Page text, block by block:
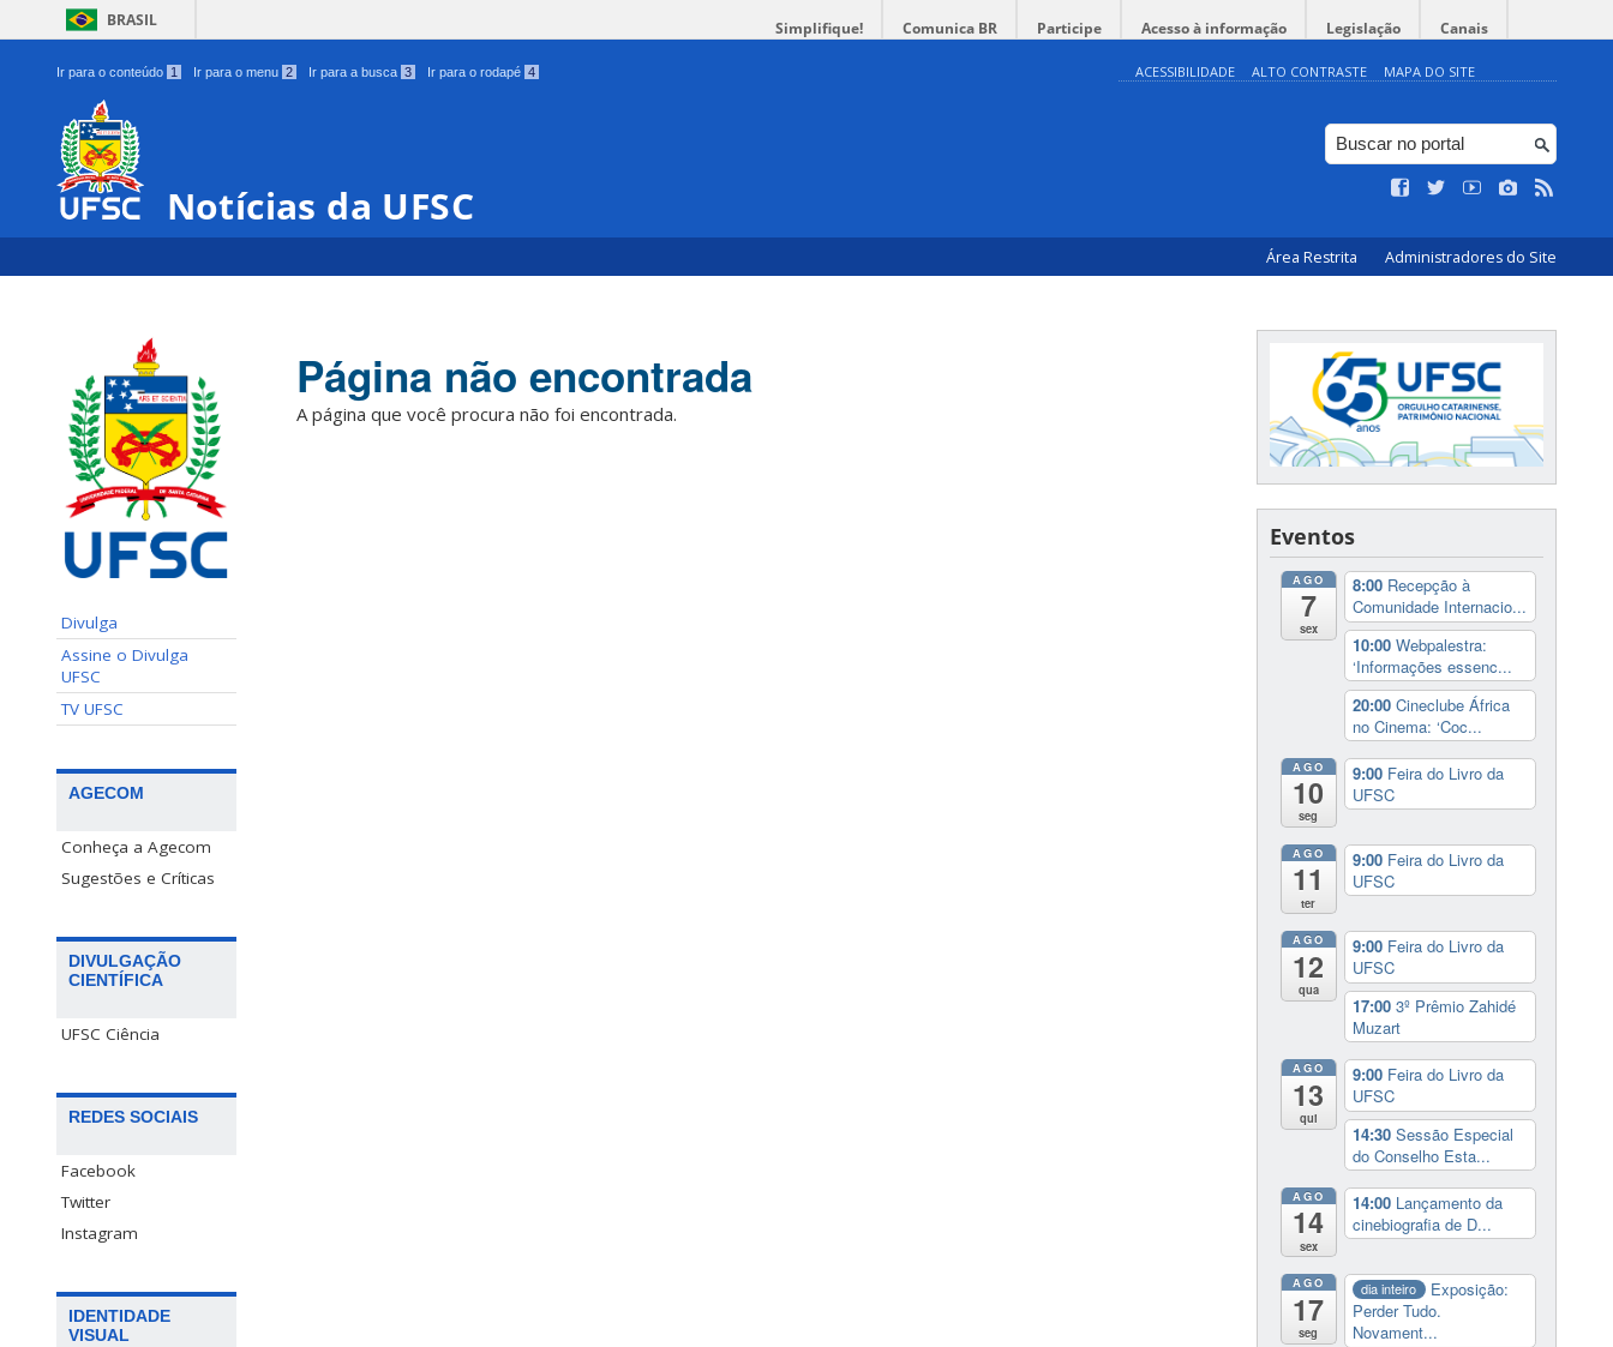
BRASIL Simplifique! Comunica BR Participe Acesso à informação Legislação Canais
Ir para o conteúdo 1 Ir para o menu 2 Ir para a busca 3 Ir para o rodapé 4 ACESSIBILIDADE ALTO CONTRASTE MAPA DO SITE
Notícias da UFSC
Área Restrita Administradores do Site
Divulga
Assine o Divulga
UFSC
TV UFSC
AGECOM
Conheça a Agecom
Sugestões e Críticas
DIVULGAÇÃO
CIENTÍFICA
UFSC Ciência
REDES SOCIAIS
Facebook
Twitter
Instagram
IDENTIDADE
VISUAL
Página não encontrada
A página que você procura não foi encontrada.
Eventos
AGO
7
sex
8:00 Recepção à
Comunidade Internacio...
10:00 Webpalestra:
‘Informações essenc...
20:00 Cineclube África
no Cinema: ‘Coc...
AGO
10
seg
9:00 Feira do Livro da
UFSC
AGO
11
ter
9:00 Feira do Livro da
UFSC
AGO
12
qua
9:00 Feira do Livro da
UFSC
17:00 3º Prêmio Zahidé
Muzart
AGO
13
qui
9:00 Feira do Livro da
UFSC
14:30 Sessão Especial
do Conselho Esta...
AGO
14
sex
14:00 Lançamento da
cinebiografia de D...
AGO
17
seg
dia inteiro
Exposição:
Perder Tudo.
Novament...